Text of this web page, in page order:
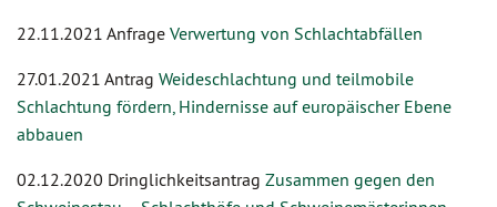
22.11.2021 Anfrage Verwertung von Schlachtabfällen
27.01.2021 Antrag Weideschlachtung und teilmobile
Schlachtung fördern, Hindernisse auf europäischer Ebene
abbauen
02.12.2020 Dringlichkeitsantrag Zusammen gegen den